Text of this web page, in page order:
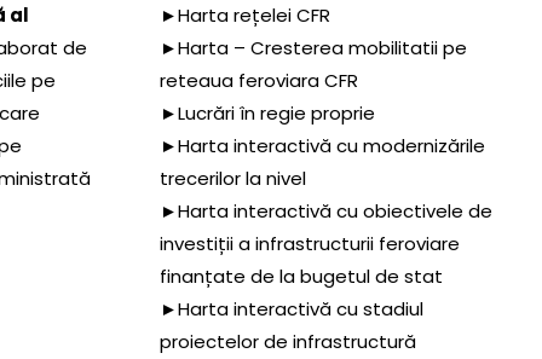
al
de
pe
►Harta rețelei CFR
►Harta – Cresterea mobilitatii pe
reteaua feroviara CFR
►Lucrări în regie proprie
►Harta interactivă cu modernizările
trecerilor la nivel
►Harta interactivă cu obiectivele de
investiții a infrastructurii feroviare
finanțate de la bugetul de stat
►Harta interactivă cu stadiul
proiectelor de infrastructură